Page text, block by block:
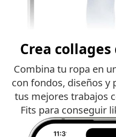
Crea
Combina tu ropa en
con fondos, diseños y
tus mejores trabajos
Fits para conseguir